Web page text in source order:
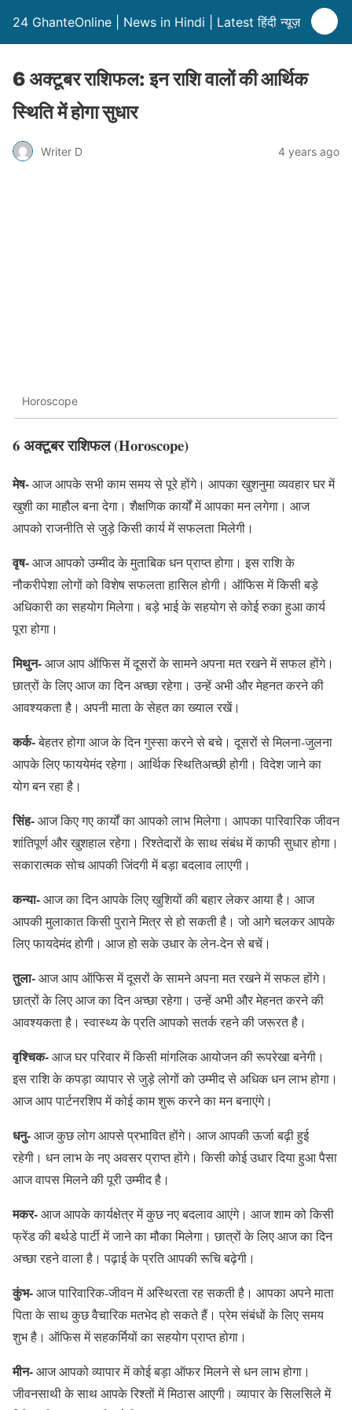
24 GhanteOnline | News in Hindi | Latest हिंदी न्यूज़
6 अक्टूबर राशिफल: इन राशि वालों की आर्थिक
स्थिति में होगा सुधार
Writer D 4 years ago
Horoscope
6 अक्टूबर राशिफल (Horoscope)
मेष-आज आपके सभी काम समय से पूरे होंगे। आपका खुशनुमा व्यवहार घर में
खुशी का माहौल बना देगा। शैक्षणिक कार्यों में आपका मन लगेगा। आज
आपको राजनीति से जुड़े किसी कार्य में सफलता मिलेगी।
वृष-आज आपको उम्मीद के मुताबिक धन प्राप्त होगा। इस राशि के
नौकरीपेशा लोगों को विशेष सफलता हासिल होगी। ऑफिस में किसी बड़े
अधिकारी का सहयोग मिलेगा। बड़े भाई के सहयोग से कोई रुका हुआ कार्य
पूरा होगा।
मिथुन-आज आप ऑफिस में दूसरों के सामने अपना मत रखने में सफल होंगे।
छात्रों के लिए आज का दिन अच्छा रहेगा। उन्हें अभी और मेहनत करने की
आवश्यकता है। अपनी माता के सेहत का ख्याल रखें।
कर्क-बेहतर होगा आज के दिन गुस्सा करने से बचे। दूसरों से मिलना-जुलना
आपके लिए फाययेमंद रहेगा। आर्थिक स्थितिअच्छी होगी। विदेश जाने का
योग बन रहा है।
सिंह-आज किए गए कार्यों का आपको लाभ मिलेगा। आपका पारिवारिक जीवन
शांतिपूर्ण और खुशहाल रहेगा। रिश्तेदारों के साथ संबंध में काफी सुधार होगा।
सकारात्मक सोच आपकी जिंदगी में बड़ा बदलाव लाएगी।
कन्या-आज का दिन आपके लिए खुशियों की बहार लेकर आया है। आज
आपकी मुलाकात किसी पुराने मित्र से हो सकती है। जो आगे चलकर आपके
लिए फायदेमंद होगी। आज हो सके उधार के लेन-देन से बचें।
तुला-आज आप ऑफिस में दूसरों के सामने अपना मत रखने में सफल होंगे।
छात्रों के लिए आज का दिन अच्छा रहेगा। उन्हें अभी और मेहनत करने की
आवश्यकता है। स्वास्थ्य के प्रति आपको सतर्क रहने की जरूरत है।
वृश्चिक-आज घर परिवार में किसी मांगलिक आयोजन की रूपरेखा बनेगी।
इस राशि के कपड़ा व्यापार से जुड़े लोगों को उम्मीद से अधिक धन लाभ होगा।
आज आप पार्टनरशिप में कोई काम शुरू करने का मन बनाएंगे।
धनु-आज कुछ लोग आपसे प्रभावित होंगे। आज आपकी ऊर्जा बढ़ी हुई
रहेगी। धन लाभ के नए अवसर प्राप्त होंगे। किसी कोई उधार दिया हुआ पैसा
आज वापस मिलने की पूरी उम्मीद है।
मकर-आज आपके कार्यक्षेत्र में कुछ नए बदलाव आएंगे। आज शाम को किसी
फ्रेंड की बर्थडे पार्टी में जाने का मौका मिलेगा। छात्रों के लिए आज का दिन
अच्छा रहने वाला है। पढ़ाई के प्रति आपकी रूचि बढ़ेगी।
कुंभ-आज पारिवारिक-जीवन में अस्थिरता रह सकती है। आपका अपने माता
पिता के साथ कुछ वैचारिक मतभेद हो सकते हैं। प्रेम संबंधों के लिए समय
शुभ है। ऑफिस में सहकर्मियों का सहयोग प्राप्त होगा।
मीन-आज आपको व्यापार में कोई बड़ा ऑफर मिलने से धन लाभ होगा।
जीवनसाथी के साथ आपके रिश्तों में मिठास आएगी। व्यापार के सिलसिले में